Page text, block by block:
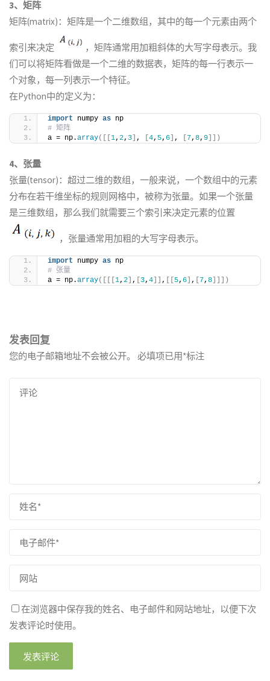
3、矩阵
矩阵(matrix)：矩阵是一个二维数组，其中的每一个元素由两个
索引来决定
，矩阵通常用加粗斜体的大写字母表示。我
们可以将矩阵看做是一个二维的数据表，矩阵的每一行表示一
个对象，每一列表示一个特征。
在Python中的定义为：
import numpy as np
# 矩阵
a = np.array([[1,2, 3 , [4, 5, 6 , 7,8,9 ]])
4、张量
张量(tensor)：超过二维的数组，一般来说，一个数组中的元素
分布在若干维坐标的规则网格中，被称为张量。如果一个张量
是三维数组，那么我们就需要三个索引来决定元素的位置
，张量通常用加粗的大写字母表示。
import numpy as np
# 张量
a = np.array([[[1,2 , 3,4 , 5, 6 , 7,8 ]]])
发表回复
您的电子邮箱地址不会被公开。 必填项已用*标注
在浏览器中保存我的姓名、电子邮件和网站地址，以便下次
发表评论时使用。